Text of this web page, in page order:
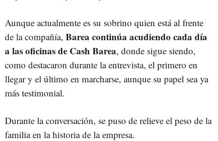
Aunque actualmente es su sobrino quien está al frente
de la compañía, Barea continúa acudiendo cada día
a las oficinas de Cash Barea, donde sigue siendo,
como destacaron durante la entrevista, el primero en
llegar y el último en marcharse, aunque su papel sea ya
más testimonial.
Durante la conversación, se puso de relieve el peso de la
familia en la historia de la empresa.